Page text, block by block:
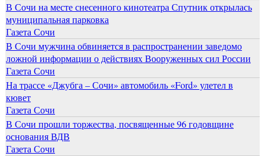
В Сочи на месте снесенного кинотеатра Спутник открылась
муниципальная парковка
Газета Сочи
В Сочи мужчина обвиняется в распространении заведомо
ложной информации о действиях Вооруженных сил России
Газета Сочи
На трассе «Джубга – Сочи» автомобиль «Ford» улетел в
кювет
Газета Сочи
В Сочи прошли торжества, посвященные 96 годовщине
основания ВДВ
Газета Сочи